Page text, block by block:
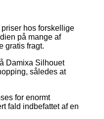
hos forskellige
på mange af
gratis fragt.
Damixa Silhouet
således at
for enormt
fald indbefattet af en